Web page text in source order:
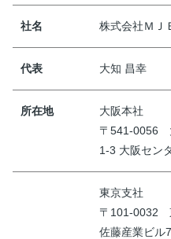
社名 株式会社ＭＪ
代表 大知 昌幸
所在地
大阪本社
〒541-0056
1-3 大阪セン
東京支社
〒101-0032
佐藤産業ビル